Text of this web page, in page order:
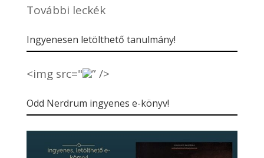
További leckék
Ingyenesen letölthető tanulmány!
<img src=" ” />
Odd Nerdrum ingyenes e-könyv!